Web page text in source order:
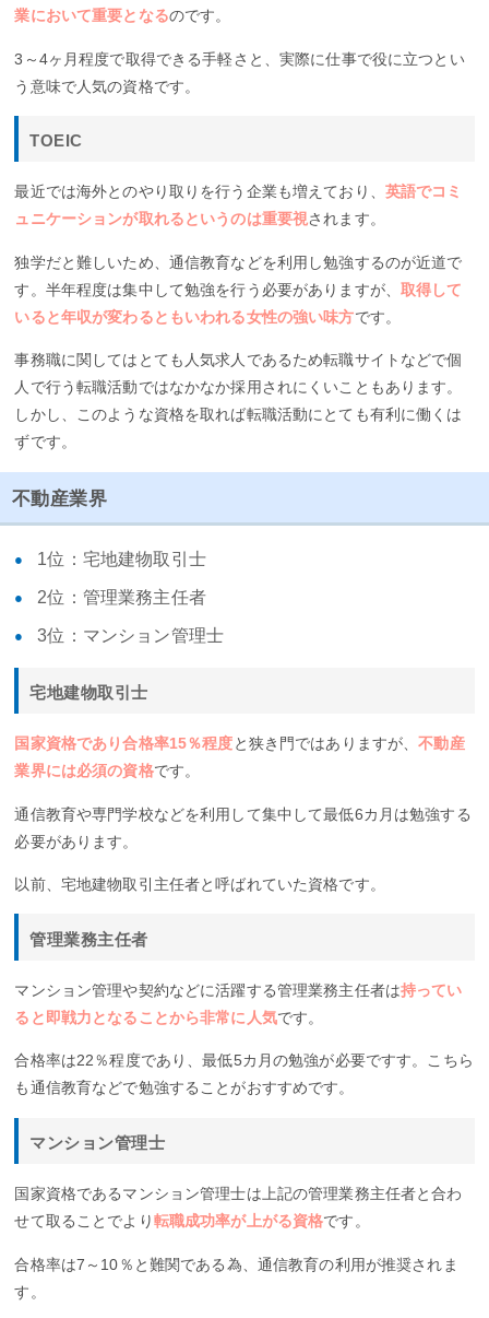
業において重要となるのです。
3～4ヶ月程度で取得できる手軽さと、実際に仕事で役に立つとい
う意味で人気の資格です。
TOEIC
最近では海外とのやり取りを行う企業も増えており、 英語でコミ
ュニケーションが取れるというのは重要視されます。
独学だと難しいため、通信教育などを利用し勉強するのが近道で
す。半年程度は集中して勉強を行う必要がありますが、取得して
いると年収が変わるともいわれる女性の強い味方です。
事務職に関してはとても人気求人であるため転職サイトなどで個
人で行う転職活動ではなかなか採用されにくいこともあります。
しかし、このような資格を取れば転職活動にとても有利に働くは
ずです。
不動産業界
1位：宅地建物取引士
2位：管理業務主任者
3位：マンション管理士
宅地建物取引士
国家資格であり合格率15％程度と狭き門ではありますが、不動産
業界には必須の資格です。
通信教育や専門学校などを利用して集中して最低6カ月は勉強する
必要があります。
以前、宅地建物取引主任者と呼ばれていた資格です。
管理業務主任者
マンション管理や契約などに活躍する管理業務主任者は持ってい
ると即戦力となることから非常に人気です。
合格率は22％程度であり、最低5カ月の勉強が必要ですす。こちら
も通信教育などで勉強することがおすすめです。
マンション管理士
国家資格であるマンション管理士は上記の管理業務主任者と合わ
せて取ることでより転職成功率が上がる資格です。
合格率は7～10％と難関である為、通信教育の利用が推奨されま
す。